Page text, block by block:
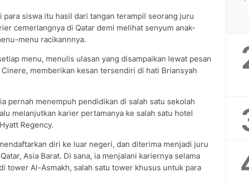
para siswa itu hasil dari tangan terampil seorang juru
cemerlangnya di Qatar demi melihat senyum anak-
menu racikannnya.
menu, menulis ulasan yang disampaikan lewat pesan
memberikan kesan tersendiri di hati Briansyah
pernah menempuh pendidikan di salah satu sekolah
melanjutkan karier pertamanya ke salah satu hotel
Regency.
diri ke luar negeri, dan diterima menjadi juru
Asia Barat. Di sana, ia menjalani kariernya selama
tower Al-Asmakh, salah satu tower khusus untuk para